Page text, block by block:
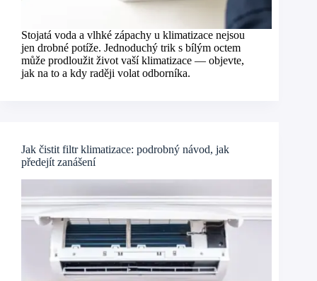
Stojatá voda a vlhké zápachy u klimatizace nejsou
jen drobné potíže. Jednoduchý trik s bílým octem
může prodloužit život vaší klimatizace — objevte,
jak na to a kdy raději volat odborníka.
Jak čistit filtr klimatizace: podrobný návod, jak
předejít zanášení